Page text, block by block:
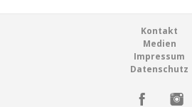
Kontakt
Medien
Impressum
Datenschutz